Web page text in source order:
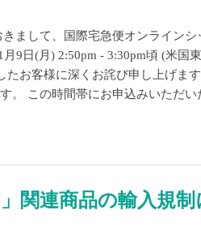
まして、国際宅急便オンライン
9日(月) 2:50pm - 3:30pm頃 (米国
たお客様に深くお詫び申し上げま
。 この時間帯にお申込みいただ
関連商品の輸入規制